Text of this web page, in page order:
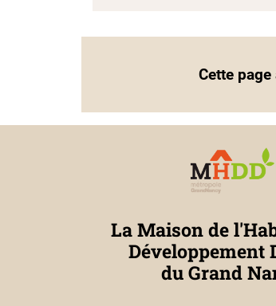
Cette
La Maison de
Développement
du Grand